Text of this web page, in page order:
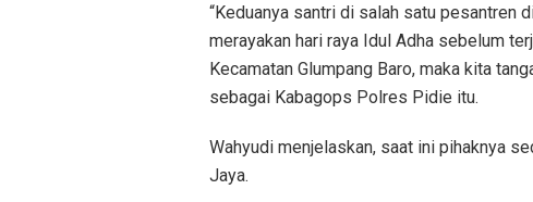
“Keduanya santri di salah satu pesantren
merayakan hari raya Idul Adha sebelum
Kecamatan Glumpang Baro, maka kita
sebagai Kabagops Polres Pidie itu.
Wahyudi menjelaskan, saat ini pihaknya
Jaya.